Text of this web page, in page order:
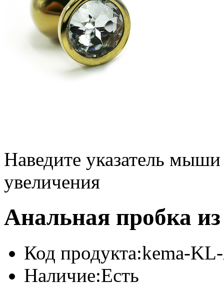
Наведите указатель
увеличения
Анальная пробка
Код продукта:kema-
Наличие:Есть